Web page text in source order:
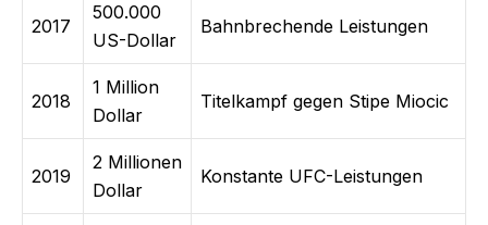
2017
500.000
US-Dollar
Bahnbrechende Leistungen
2018
1 Million
Dollar
Titelkampf gegen Stipe Miocic
2019
2 Millionen
Dollar
Konstante UFC-Leistungen